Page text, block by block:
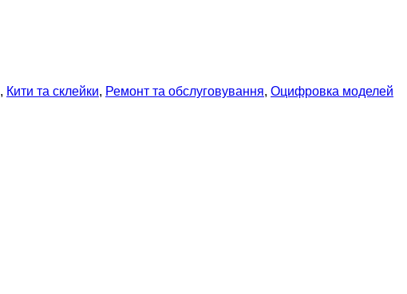
, Кити та склейки, Ремонт та обслуговування, Оцифровка моделей